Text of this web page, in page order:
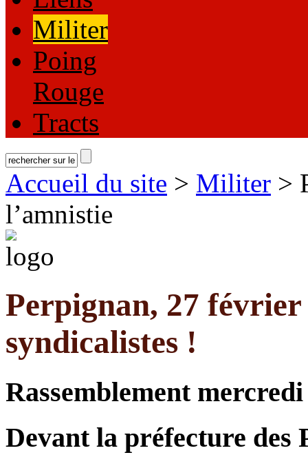
Militer
Poing
Rouge
Tracts
Accueil du site > Militer >
l’amnistie
Perpignan, 27
syndicalistes !
Rassemblement
Devant la préfecture des